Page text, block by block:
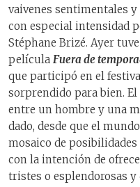
vaivenes sentimentales
con especial intensidad
Stéphane Brizé. Ayer
película Fuera de
que participó en el
sorprendido para bien.
entre un hombre y una
dado, desde que el
mosaico de
con la intención de
tristes o esplendorosas y